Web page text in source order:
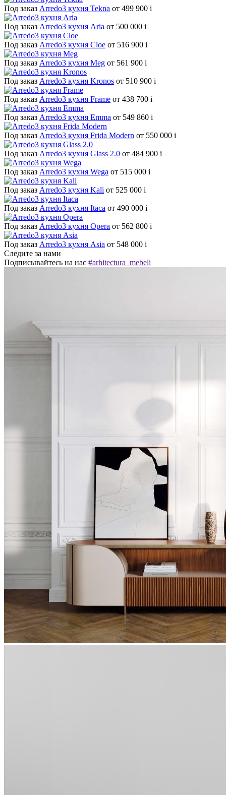
Под заказ Arredo3 кухня Tekna от 499 900 i
Под заказ Arredo3 кухня Aria от 500 000 i
Под заказ Arredo3 кухня Cloe от 516 900 i
Под заказ Arredo3 кухня Meg от 561 900 i
Под заказ Arredo3 кухня Kronos от 510 900 i
Под заказ Arredo3 кухня Frame от 438 700 i
Под заказ Arredo3 кухня Emma от 549 860 i
Под заказ Arredo3 кухня Frida Modern от 550 000 i
Под заказ Arredo3 кухня Glass 2.0 от 484 900 i
Под заказ Arredo3 кухня Wega от 515 000 i
Под заказ Arredo3 кухня Kali от 525 000 i
Под заказ Arredo3 кухня Itaca от 490 000 i
Под заказ Arredo3 кухня Opera от 562 800 i
Под заказ Arredo3 кухня Asia от 548 000 i
Следите за нами
Подписывайтесь на нас #arhitectura_mebeli